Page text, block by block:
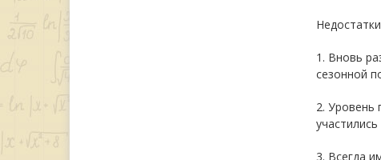
1. Вновь
сезонной
2. Уровень
3. Всегда